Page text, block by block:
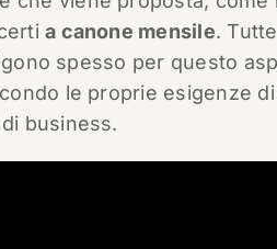
a canone mensile.
spesso per questo
le proprie esigenze
business.